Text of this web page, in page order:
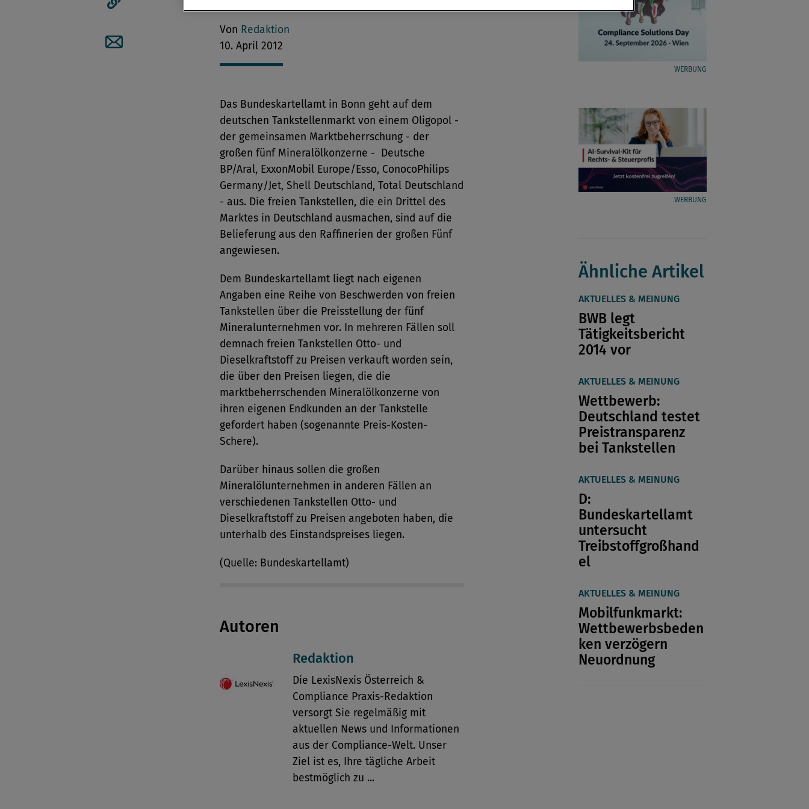
Artikellink kopieren
Artikel per Mail teilen
Von Redaktion
10. April 2012
Das Bundeskartellamt in Bonn geht auf dem
deutschen Tankstellenmarkt von einem Oligopol -
der gemeinsamen Marktbeherrschung - der
großen fünf Mineralölkonzerne - Deutsche
BP/Aral, ExxonMobil Europe/Esso, ConocoPhilips
Germany/Jet, Shell Deutschland, Total Deutschland
- aus. Die freien Tankstellen, die ein Drittel des
Marktes in Deutschland ausmachen, sind auf die
Belieferung aus den Raffinerien der großen Fünf
angewiesen.
Dem Bundeskartellamt liegt nach eigenen
Angaben eine Reihe von Beschwerden von freien
Tankstellen über die Preisstellung der fünf
Mineralunternehmen vor. In mehreren Fällen soll
demnach freien Tankstellen Otto- und
Dieselkraftstoff zu Preisen verkauft worden sein,
die über den Preisen liegen, die die
marktbeherrschenden Mineralölkonzerne von
ihren eigenen Endkunden an der Tankstelle
gefordert haben (sogenannte Preis-Kosten-
Schere).
Darüber hinaus sollen die großen
Mineralölunternehmen in anderen Fällen an
verschiedenen Tankstellen Otto- und
Dieselkraftstoff zu Preisen angeboten haben, die
unterhalb des Einstandspreises liegen.
(Quelle: Bundeskartellamt)
Autoren
Redaktion
Die LexisNexis Österreich &
Compliance Praxis-Redaktion
versorgt Sie regelmäßig mit
aktuellen News und Informationen
aus der Compliance-Welt. Unser
Ziel ist es, Ihre tägliche Arbeit
bestmöglich zu ...
WERBUNG
WERBUNG
Ähnliche Artikel
AKTUELLES & MEINUNG
BWB legt
Tätigkeitsbericht
2014 vor
AKTUELLES & MEINUNG
Wettbewerb:
Deutschland testet
Preistransparenz
bei Tankstellen
AKTUELLES & MEINUNG
D:
Bundeskartellamt
untersucht
Treibstoffgroßhand
el
AKTUELLES & MEINUNG
Mobilfunkmarkt:
Wettbewerbsbeden
ken verzögern
Neuordnung